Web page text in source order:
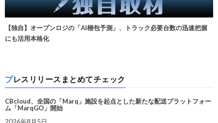
【独自】オープンロジの「AI梱包予測」、トラック必要台数の迅速把握
にも活用本格化
プレスリリースまとめてチェック
CBcloud、全国の「Marq」施設を起点とした新たな配送プラットフォー
ム「MarqGO」開始
2026年8月5日